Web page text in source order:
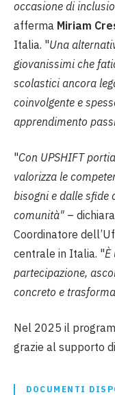
occasione di
afferma Miriam
Italia. "Una
giovanissimi che
scolastici ancora
coinvolgente e
apprendimento
"Con UPSHIFT
valorizza le
bisogni e dalle sfide
comunità" – dichiara
Coordinatore
centrale in Italia. "È
partecipazione,
concreto e
Nel 2025 il
grazie al supporto
DOCUMENTI